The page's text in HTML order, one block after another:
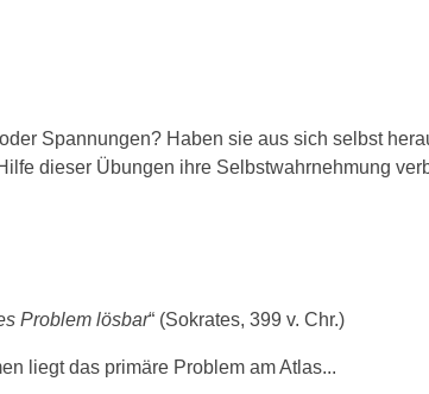
Spannungen? Haben sie aus sich selbst
dieser Übungen ihre Selbstwahrnehmung
Problem lösbar“ (Sokrates, 399 v. Chr.)
liegt das primäre Problem am Atlas...